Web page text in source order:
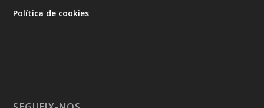
Política de cookies